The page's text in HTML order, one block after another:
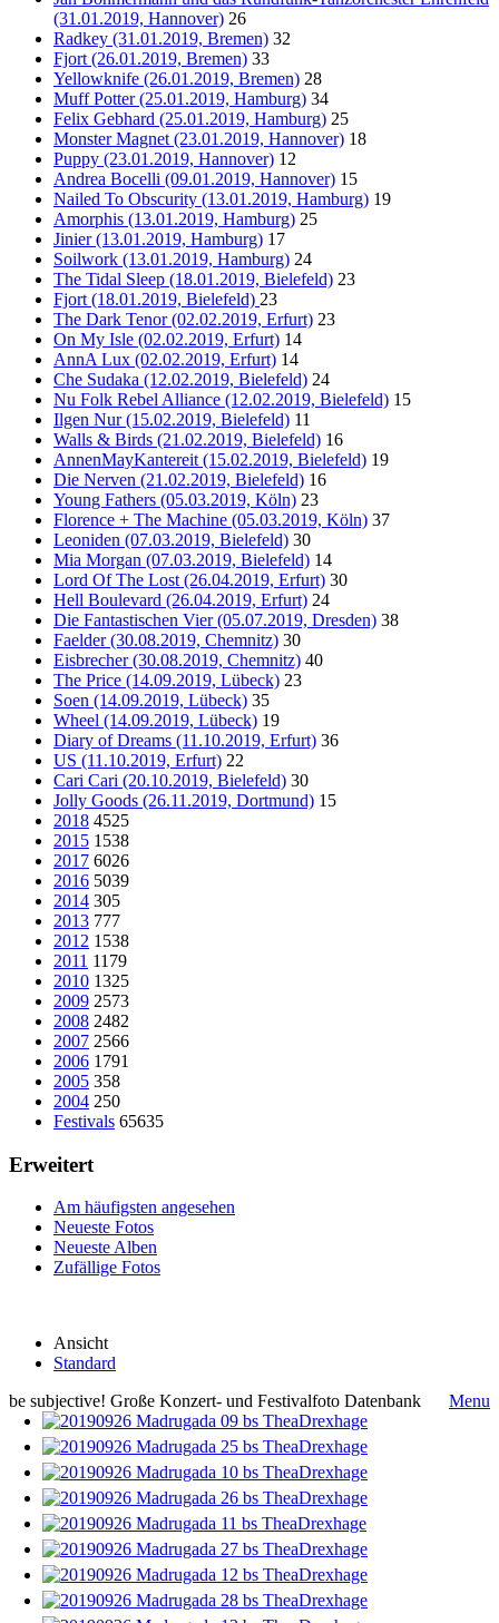
(31.01.2019, Hannover) 26
Radkey (31.01.2019, Bremen) 32
Fjort (26.01.2019, Bremen) 33
Yellowknife (26.01.2019, Bremen) 28
Muff Potter (25.01.2019, Hamburg) 34
Felix Gebhard (25.01.2019, Hamburg) 25
Monster Magnet (23.01.2019, Hannover) 18
Puppy (23.01.2019, Hannover) 12
Andrea Bocelli (09.01.2019, Hannover) 15
Nailed To Obscurity (13.01.2019, Hamburg) 19
Amorphis (13.01.2019, Hamburg) 25
Jinier (13.01.2019, Hamburg) 17
Soilwork (13.01.2019, Hamburg) 24
The Tidal Sleep (18.01.2019, Bielefeld) 23
Fjort (18.01.2019, Bielefeld) 23
The Dark Tenor (02.02.2019, Erfurt) 23
On My Isle (02.02.2019, Erfurt) 14
AnnA Lux (02.02.2019, Erfurt) 14
Che Sudaka (12.02.2019, Bielefeld) 24
Nu Folk Rebel Alliance (12.02.2019, Bielefeld) 15
Ilgen Nur (15.02.2019, Bielefeld) 11
Walls & Birds (21.02.2019, Bielefeld) 16
AnnenMayKantereit (15.02.2019, Bielefeld) 19
Die Nerven (21.02.2019, Bielefeld) 16
Young Fathers (05.03.2019, Köln) 23
Florence + The Machine (05.03.2019, Köln) 37
Leoniden (07.03.2019, Bielefeld) 30
Mia Morgan (07.03.2019, Bielefeld) 14
Lord Of The Lost (26.04.2019, Erfurt) 30
Hell Boulevard (26.04.2019, Erfurt) 24
Die Fantastischen Vier (05.07.2019, Dresden) 38
Faelder (30.08.2019, Chemnitz) 30
Eisbrecher (30.08.2019, Chemnitz) 40
The Price (14.09.2019, Lübeck) 23
Soen (14.09.2019, Lübeck) 35
Wheel (14.09.2019, Lübeck) 19
Diary of Dreams (11.10.2019, Erfurt) 36
US (11.10.2019, Erfurt) 22
Cari Cari (20.10.2019, Bielefeld) 30
Jolly Goods (26.11.2019, Dortmund) 15
2018 4525
2015 1538
2017 6026
2016 5039
2014 305
2013 777
2012 1538
2011 1179
2010 1325
2009 2573
2008 2482
2007 2566
2006 1791
2005 358
2004 250
Festivals 65635
Erweitert
Am häufigsten angesehen
Neueste Fotos
Neueste Alben
Zufällige Fotos
Ansicht
Standard
be subjective! Große Konzert- und Festivalfoto Datenbank
Menu